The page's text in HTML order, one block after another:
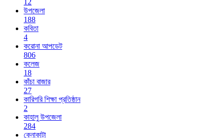
12
উপজেলা
188
কবিতা
4
করোনা আপডেট
806
কলেজ
18
কাঁচা বাজার
27
কারিগরি শিক্ষা প্রতিষ্ঠান
2
কাহালু উপজেলা
284
কেনাকাটা